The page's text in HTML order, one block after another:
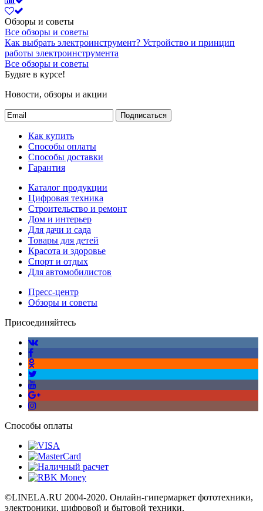
Обзоры и советы
Все обзоры и советы
Как выбрать электроинструмент? Устройство и принцип
работы электроинструмента
Все обзоры и советы
Будьте в курсе!
Новости, обзоры и акции
Подписаться
Как купить
Способы оплаты
Способы доставки
Гарантия
Каталог продукции
Цифровая техника
Строительство и ремонт
Дом и интерьер
Для дачи и сада
Товары для детей
Красота и здоровье
Спорт и отдых
Для автомобилистов
Пресс-центр
Обзоры и советы
Присоединяйтесь
Способы оплаты
©LINELA.RU 2004-2020. Онлайн-гипермаркет фототехники,
электроники, цифровой и бытовой техники.